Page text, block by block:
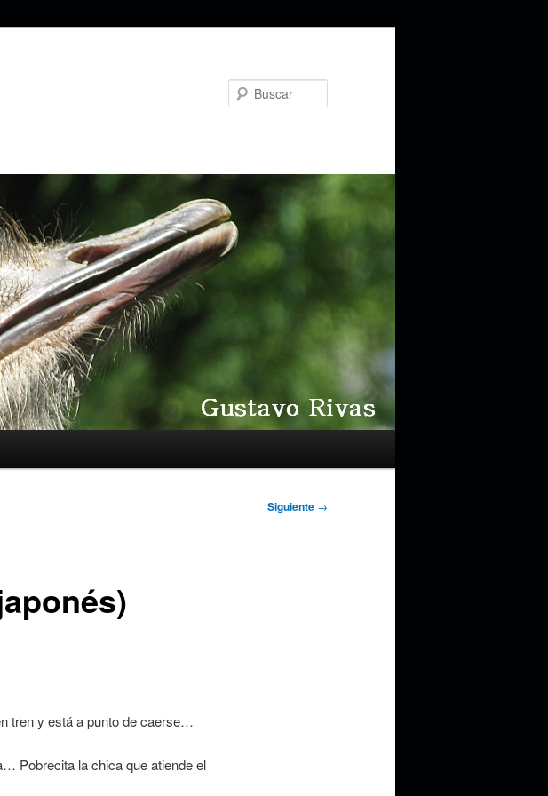
Siguiente →
tren y está a punto de caerse…
Pobrecita la chica que atiende el